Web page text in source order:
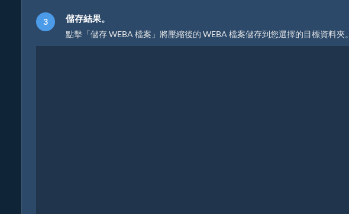
儲存結果。
點擊「儲存 WEBA 檔案」將壓縮後的 WEBA 檔案儲存到您選擇的目標資料夾。